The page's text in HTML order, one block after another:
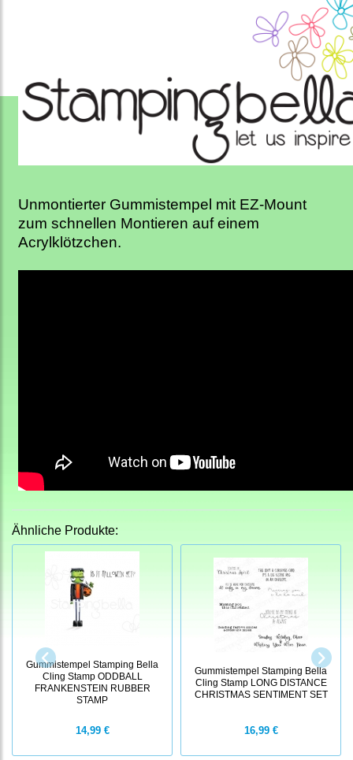
Unmontierter Gummistempel mit EZ-Mount
zum schnellen Montieren auf einem
Acrylklötzchen.
Ähnliche Produkte:
Gummistempel Stamping Bella
Cling Stamp ODDBALL
FRANKENSTEIN RUBBER
STAMP
14,99 €
Gummistempel Stamping Bella
Cling Stamp LONG DISTANCE
CHRISTMAS SENTIMENT SET
16,99 €